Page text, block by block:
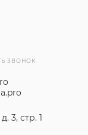
ЗВОНОК
3, стр. 1